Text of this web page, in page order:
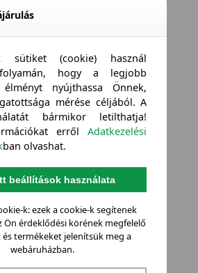
sütiket (cookie) használ
hogy a legjobb
élményt nyújthassa Önnek,
mérése céljából. A
bármikor letilthatja!
errőlAdatkezelési
ban olvashat.
beállítások használata
k: ezek a cookie-k segítenek
Ön érdeklődési körének megfelelő
termékeket jelenítsük meg a
webáruházban.